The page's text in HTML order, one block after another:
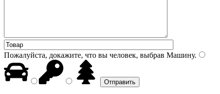
Пожалуйста, докажите, что вы человек, выбрав Машину.